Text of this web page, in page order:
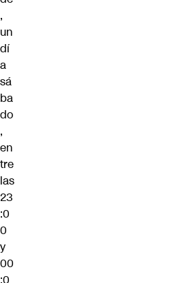
,
un
dí
a
sá
ba
do
,
en
tre
las
23
:0
0
y
00
:0